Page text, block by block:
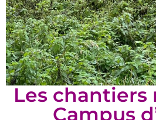
Les chantiers
Campus